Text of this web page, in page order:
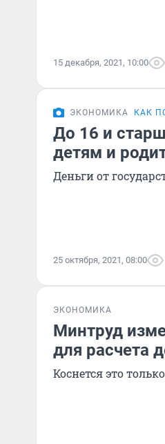
15 декабря, 2021, 10:00
ЭКОНОМИКА КАК
До 16 и
детям и
Деньги от
25 октября, 2021, 08:00
ЭКОНОМИКА
Минтруд
для расчета
Коснется это